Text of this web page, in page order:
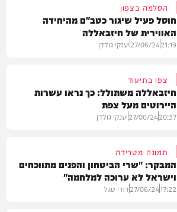
הסלמה בצפון
חוסל פעיל שיגור כטב"ם מהיחידה
האווירית של חיזבאללה
21:19
27/06/24יענקי גולדן
צפו בתיעוד
חיזבאללה משתולל: כך נראו עשרות
היירוטים מעל צפת
20:37
27/06/24יענקי גולדן
תמונה מטרידה
המבקר: "שרי הביטחון והפנים מתווכחים
וישראל לא ערוכה למלחמה"
17:22
27/06/24דודי סגל